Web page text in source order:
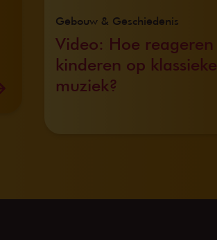
Video: Hoe reageren
kinderen op klassieke
muziek?
Gebouw & Geschiedenis